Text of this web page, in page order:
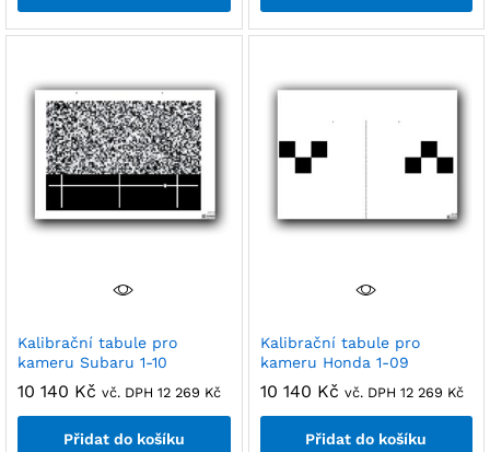
Kalibrační tabule pro
kameru Subaru 1-10
10 140 Kč vč. DPH 12 269 Kč
Přidat do košíku
Kalibrační tabule pro
kameru Honda 1-09
10 140 Kč vč. DPH 12 269 Kč
Přidat do košíku